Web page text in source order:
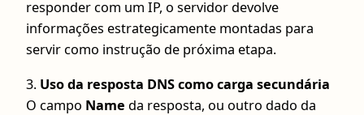
responder com um IP, o servidor devolve
informações estrategicamente montadas para
servir como instrução de próxima etapa.
3. Uso da resposta DNS como carga secundária
O campo Name da resposta, ou outro dado da